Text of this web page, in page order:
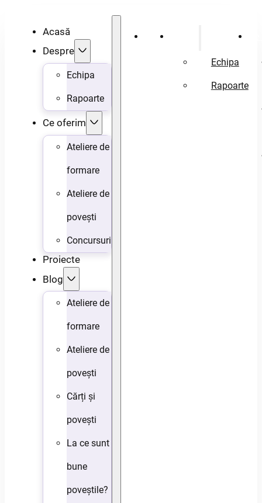
Acasă
Despre
Echipa
Rapoarte
Ce oferim
Ateliere de
formare
Ateliere de
povești
Concursuri
Proiecte
Blog
Ateliere de
formare
Ateliere de
povești
Cărți și
povești
La ce sunt
bune
poveștile?
Acasă
Echipa
Rapoarte